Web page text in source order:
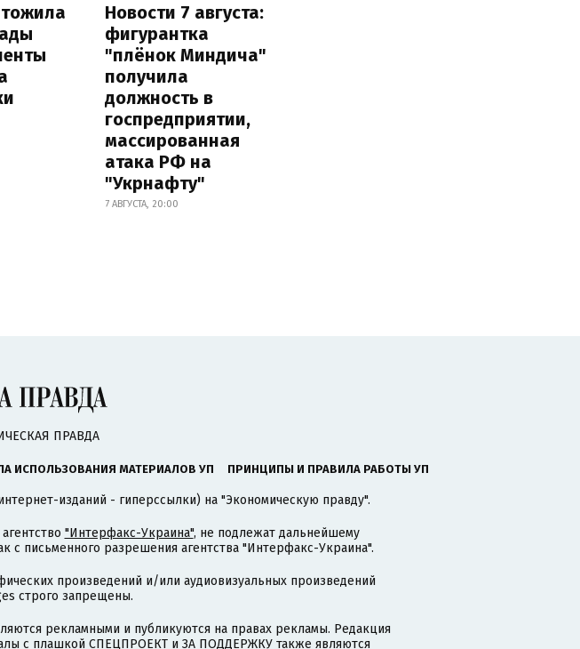
Новости 7 августа:
фигурантка
"плёнок Миндича"
получила
должность в
госпредприятии,
массированная
атака РФ на
"Укрнафту"
7 АВГУСТА, 20:00
ПРАВДА
ИСПОЛЬЗОВАНИЯ МАТЕРИАЛОВ УП ПРИНЦИПЫ И ПРАВИЛА РАБОТЫ УП
изданий - гиперссылки) на "Экономическую правду".
"Интерфакс-Украина", не подлежат дальнейшему
письменного разрешения агентства "Интерфакс-Украина".
произведений и/или аудиовизуальных произведений
строго запрещены.
рекламными и публикуются на правах рекламы. Редакция
с плашкой СПЕЦПРОЕКТ и ЗА ПОДДЕРЖКУ также являются